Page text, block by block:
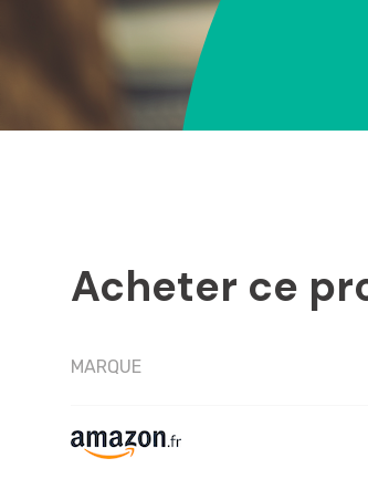
Acheter ce
MARQUE